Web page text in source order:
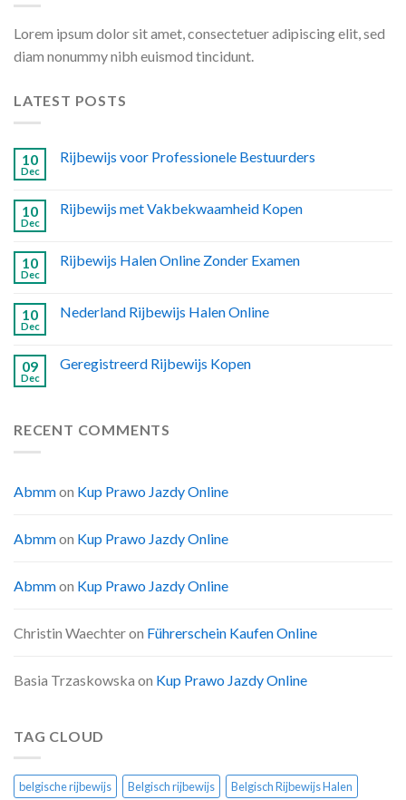
Lorem ipsum dolor sit amet, consectetuer adipiscing elit, sed
diam nonummy nibh euismod tincidunt.
LATEST POSTS
10
Dec
Rijbewijs voor Professionele Bestuurders
10
Dec
Rijbewijs met Vakbekwaamheid Kopen
10
Dec
Rijbewijs Halen Online Zonder Examen
10
Dec
Nederland Rijbewijs Halen Online
09
Dec
Geregistreerd Rijbewijs Kopen
RECENT COMMENTS
Abmmon Kup Prawo Jazdy Online
Abmmon Kup Prawo Jazdy Online
Abmmon Kup Prawo Jazdy Online
Christin Waechteron Führerschein Kaufen Online
Basia Trzaskowska on Kup Prawo Jazdy Online
TAG CLOUD
belgische rijbewijs Belgisch rijbewijs
Belgisch Rijbewijs Halen